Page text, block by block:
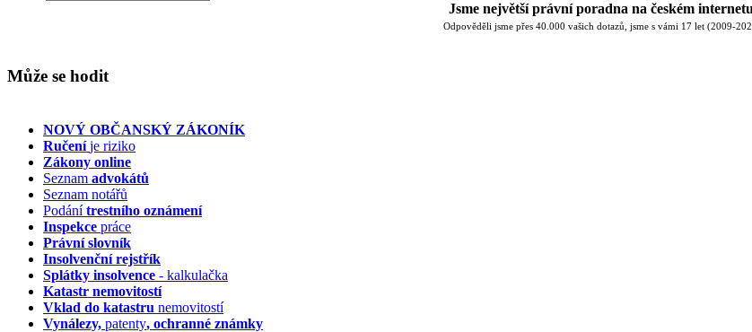
Jsme největší právní poradna na českém
Odpověděli jsme přes 40.000 vašich dotazů, jsme s vámi 17 let (2009-
Může se hodit
NOVÝ OBČANSKÝ ZÁKONÍK
Ručeníje riziko
Zákony online
Seznam advokátů
Seznam notářů
Podánítrestního oznámení
Inspekce práce
Právní slovník
Insolvenčnírejstřík
Splátky insolvence - kalkulačka
Katastr nemovitostí
Vklad do katastru nemovitostí
Vynálezy, patenty, ochranné známky